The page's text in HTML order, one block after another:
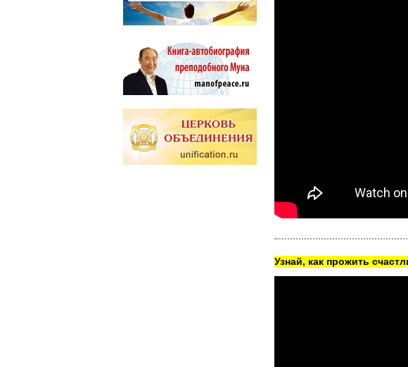
Узнай, как прожить